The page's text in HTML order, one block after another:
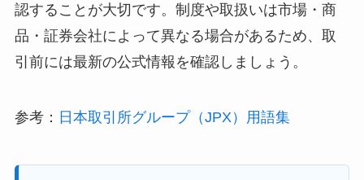
認することが大切です。制度や取扱いは市場・商
品・証券会社によって異なる場合があるため、取
引前には最新の公式情報を確認しましょう。
参考： 日本取引所グループ（JPX）用語集